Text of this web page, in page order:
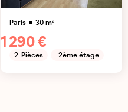
Paris 30m²
1 290 €
2 Pièces 2ème étage